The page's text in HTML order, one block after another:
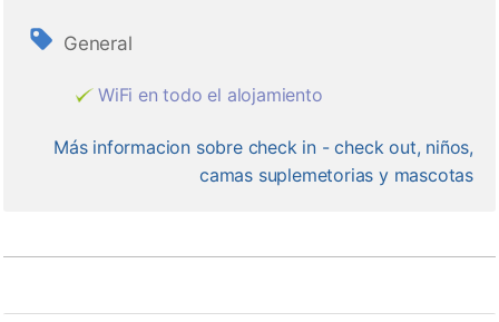
General
WiFi en todo el alojamiento
Más informacion sobre check in - check out, niños,
camas suplemetorias y mascotas